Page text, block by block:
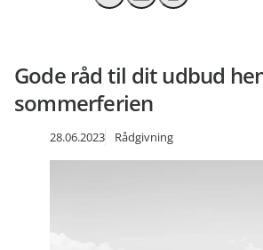
Gode råd til dit udbud
sommerferien
28.06.2023 Rådgivning